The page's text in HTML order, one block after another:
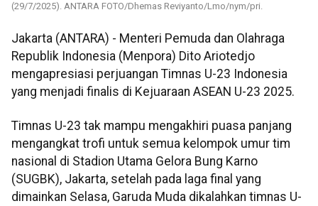
(29/7/2025). ANTARA FOTO/Dhemas Reviyanto/Lmo/nym/pri.
Jakarta (ANTARA) - Menteri Pemuda dan Olahraga
Republik Indonesia (Menpora) Dito Ariotedjo
mengapresiasi perjuangan Timnas U-23 Indonesia
yang menjadi finalis di Kejuaraan ASEAN U-23 2025.
Timnas U-23 tak mampu mengakhiri puasa panjang
mengangkat trofi untuk semua kelompok umur tim
nasional di Stadion Utama Gelora Bung Karno
(SUGBK), Jakarta, setelah pada laga final yang
dimainkan Selasa, Garuda Muda dikalahkan timnas U-